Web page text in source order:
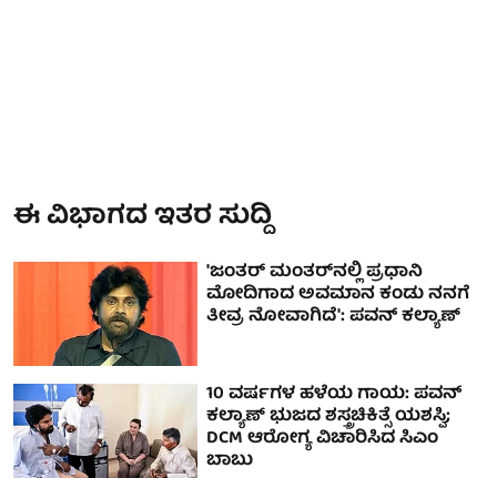
ಈ ವಿಭಾಗದ ಇತರ ಸುದ್ದಿ
'ಜಂತರ್ ಮಂತರ್‌ನಲ್ಲಿ ಪ್ರಧಾನಿ
ಮೋದಿಗಾದ ಅವಮಾನ ಕಂಡು ನನಗೆ
ತೀವ್ರ ನೋವಾಗಿದೆ': ಪವನ್ ಕಲ್ಯಾಣ್
10 ವರ್ಷಗಳ ಹಳೆಯ ಗಾಯ: ಪವನ್
ಕಲ್ಯಾಣ್ ಭುಜದ ಶಸ್ತ್ರಚಿಕಿತ್ಸೆ ಯಶಸ್ವಿ;
DCM ಆರೋಗ್ಯ ವಿಚಾರಿಸಿದ ಸಿಎಂ
ಬಾಬು